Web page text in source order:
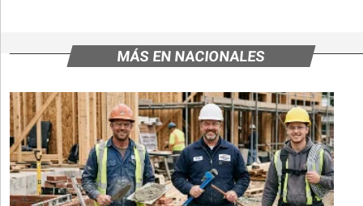
MÁS EN NACIONALES